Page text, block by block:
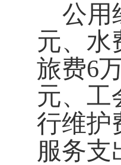
公用
元、水
旅费6
元、工
行维护
服务支